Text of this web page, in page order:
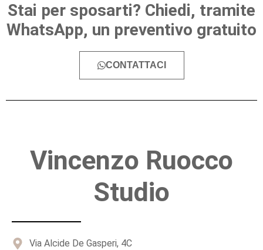
Stai per sposarti? Chiedi, tramite
WhatsApp, un preventivo gratuito
CONTATTACI
Vincenzo Ruocco
Studio
Via Alcide De Gasperi, 4C